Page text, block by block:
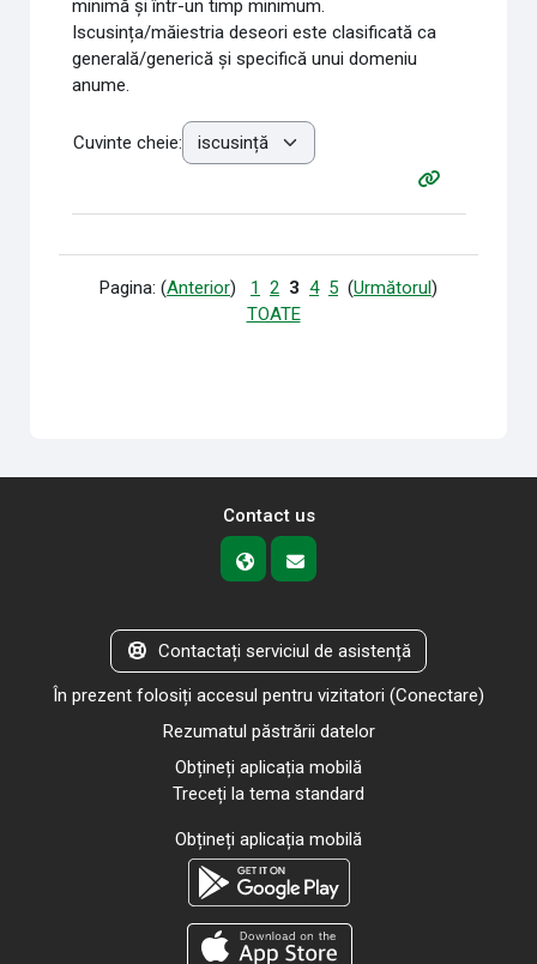
minimă și într-un timp minimum.
Iscusința/măiestria deseori este clasificată ca
generală/generică și specifică unui domeniu
anume.
Cuvinte cheie:
Pagina: (Anterior) 1 2 3 4 5 (Următorul)
TOATE
Contact us
Contactați serviciul de asistență
În prezent folosiți accesul pentru vizitatori (Conectare)
Rezumatul păstrării datelor
Obțineți aplicația mobilă
Treceți la tema standard
Obțineți aplicația mobilă